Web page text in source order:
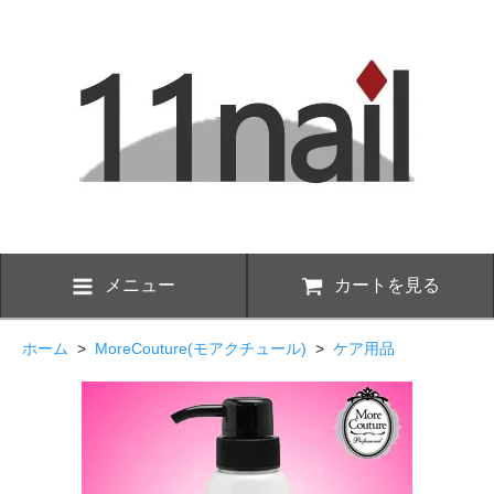
メニュー カートを見る
ホーム > MoreCouture(モアクチュール) > ケア用品